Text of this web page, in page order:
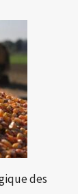
des